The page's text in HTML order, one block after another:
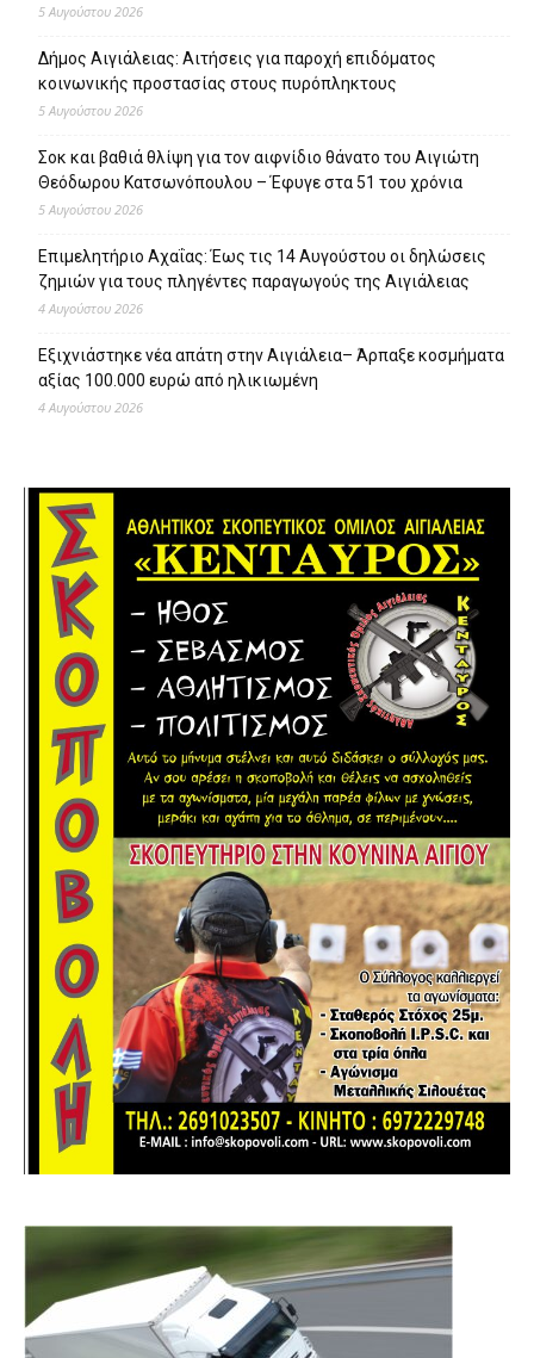
5 Αυγούστου 2026
Δήμος Αιγιάλειας: Αιτήσεις για παροχή επιδόματος
κοινωνικής προστασίας στους πυρόπληκτους
5 Αυγούστου 2026
Σοκ και βαθιά θλίψη για τον αιφνίδιο θάνατο του Αιγιώτη
Θεόδωρου Κατσωνόπουλου – Έφυγε στα 51 του χρόνια
5 Αυγούστου 2026
Επιμελητήριο Αχαΐας: Έως τις 14 Αυγούστου οι δηλώσεις
ζημιών για τους πληγέντες παραγωγούς της Αιγιάλειας
4 Αυγούστου 2026
Εξιχνιάστηκε νέα απάτη στην Αιγιάλεια– Άρπαξε κοσμήματα
αξίας 100.000 ευρώ από ηλικιωμένη
4 Αυγούστου 2026